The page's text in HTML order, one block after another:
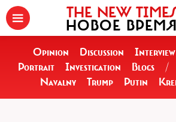
THE NEW TIMES
НОВОЕ ВРЕМЯ
Opinion Discussion Interview
Portrait
Investigation Blogs /
Navalny
Trump Putin